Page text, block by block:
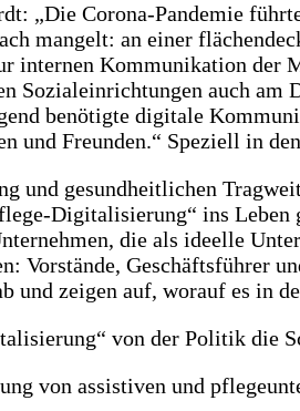
„Die Corona-Pandemie
mangelt: an einer
internen Kommunikation der
Sozialeinrichtungen auch
benötigte digitale
und Freunden.“ Speziell in
und gesundheitlichen
Digitalisierung“ ins
die als ideelle
Vorstände, Geschäftsführer
und zeigen auf, worauf es in
von der Politik die
von assistiven und